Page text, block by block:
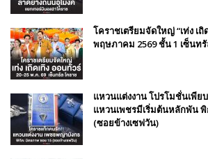
โคราชเตรียมจัดใหญ่ “เท่ง เถิ
พฤษภาคม 2569 ชั้น 1 เซ็นท
แหวนแต่งงาน โปรโมชั่นเพีย
แหวนเพชรมีเริ่มต้นหลักพัน
(ซอยข้างเซฟวัน)